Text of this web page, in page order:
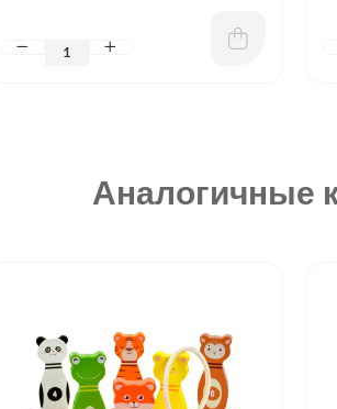
Аналогичные